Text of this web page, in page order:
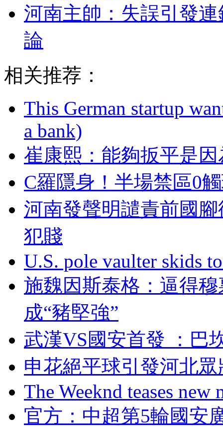
河南主帥：失誤引
論
相关推荐：
This German startup
a bank)
崔康熙：能夠扳平
C羅隱身 ！半場禁
河南發聲明譴責前國腳
犯賤
U.S. pole vaulter skids
施魏因斯泰格 ：逼得
成“豬堅強”
武漢VS國安首發 ：
申花絕平球引發河北
The Weeknd teases
官方：中超第5輪國